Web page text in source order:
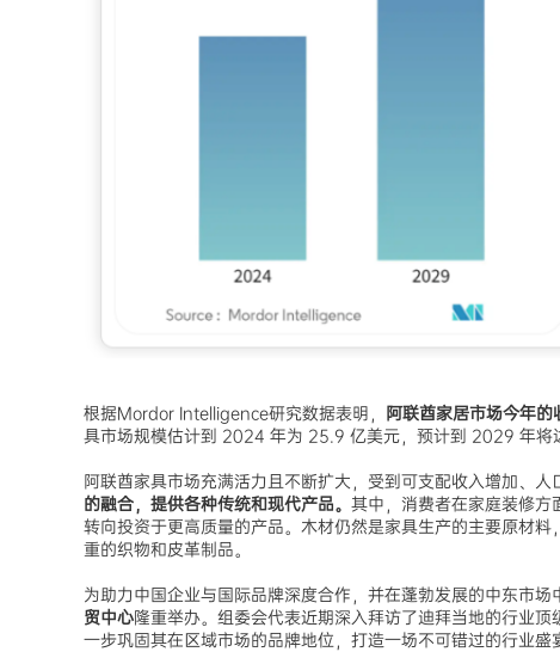
根据Mordor Intelligence研究数据表明， 阿联酋家居市场今年的
具市场规模估计到 2024 年为 25.9 亿美元，预计到 2029 年
阿联酋家具市场充满活力且不断扩大，受到可支配收入增加、人
的融合，提供各种传统和现代产品。 其中，消费者在家庭装修方
转向投资于更高质量的产品。木材仍然是家具生产的主要原材
重的织物和皮革制品。
为助力中国企业与国际品牌深度合作，并在蓬勃发展的中东市场
贸中心隆重举办。组委会代表近期深入拜访了迪拜当地的行业
一步巩固其在区域市场的品牌地位，打造一场不可错过的行业盛